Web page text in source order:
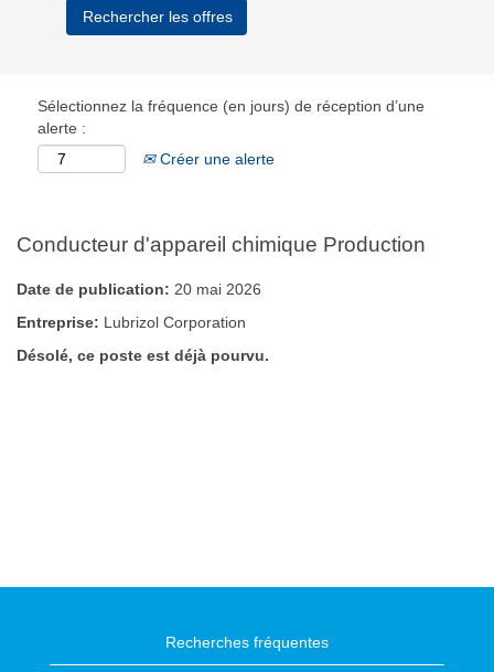
Sélectionnez la fréquence (en jours) de réception d’une
alerte :
Créer une alerte
Conducteur d'appareil chimique Production
Date de publication: 20 mai 2026
Entreprise: Lubrizol Corporation
Désolé, ce poste est déjà pourvu.
Recherches fréquentes